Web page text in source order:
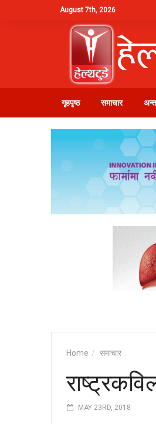
August 7th, 2026
गृहपृष्ठ समाचार
Home समाचार
MAY 23RD, 2018